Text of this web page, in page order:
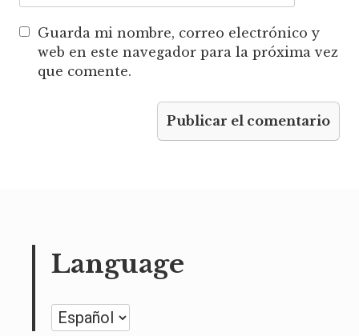
Guarda mi nombre, correo electrónico y
web en este navegador para la próxima vez
que comente.
Language
Language